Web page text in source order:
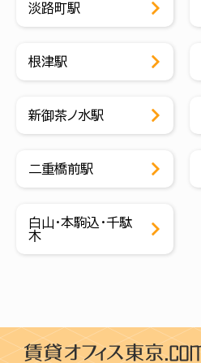
淡路町駅
根津駅
新御茶ノ水駅
二重橋前駅
白山・本駒込・千駄
木